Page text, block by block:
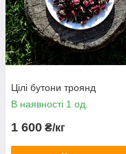
Цілі бутони троянд
В наявності 1 од.
1 600 ₴/кг